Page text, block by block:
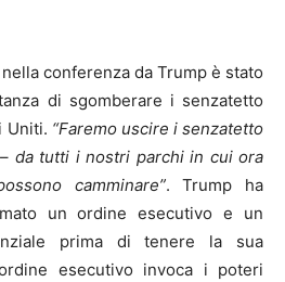
conferenza da Trump è stato
di sgomberare i senzatetto
Uniti. “Faremo uscire i senzatetto
da tutti i nostri parchi in cui ora
camminare”. Trump ha
un ordine esecutivo e un
prima di tenere la sua
esecutivo invoca i poteri